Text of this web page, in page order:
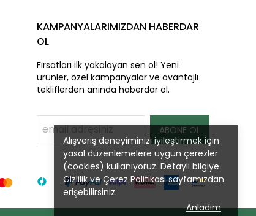
Alışveriş deneyiminizi iyileştirmek için
yasal düzenlemelere uygun çerezler
(cookies) kullanıyoruz. Detaylı bilgiye
Gizlilik ve Çerez Politikasısayfamızdan
erişebilirsiniz.
Anladım
KAMPANYALARIMIZDAN HABERDAR
OL
Fırsatları ilk yakalayan sen ol! Yeni
ürünler, özel kampanyalar ve avantajlı
tekliflerden anında haberdar ol.
ABONE OL